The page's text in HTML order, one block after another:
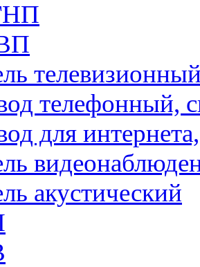
телефонный,
для
акустический